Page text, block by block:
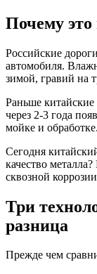
Почему
Российские
автомобиля.
зимой, гравий на
Раньше
через 2-3 года
мойке и
Сегодня
качество
сквозной
Три
разница
Прежде чем